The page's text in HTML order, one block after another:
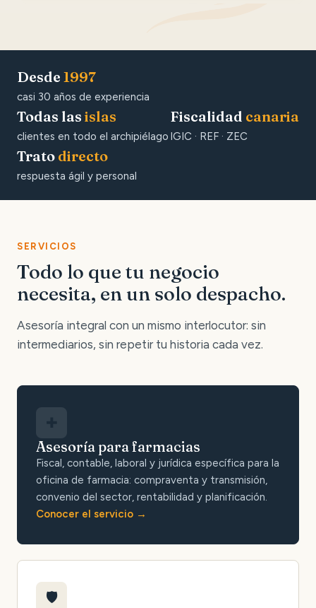
Desde 1997
casi 30 años de experiencia
Todas las islas
clientes en todo el archipiélago
Fiscalidad canaria
IGIC · REF · ZEC
Trato directo
respuesta ágil y personal
SERVICIOS
Todo lo que tu negocio
necesita, en un solo despacho.
Asesoría integral con un mismo interlocutor: sin
intermediarios, sin repetir tu historia cada vez.
Asesoría para farmacias
Fiscal, contable, laboral y jurídica específica para la
oficina de farmacia: compraventa y transmisión,
convenio del sector, rentabilidad y planificación.
Conocer el servicio
🛡️